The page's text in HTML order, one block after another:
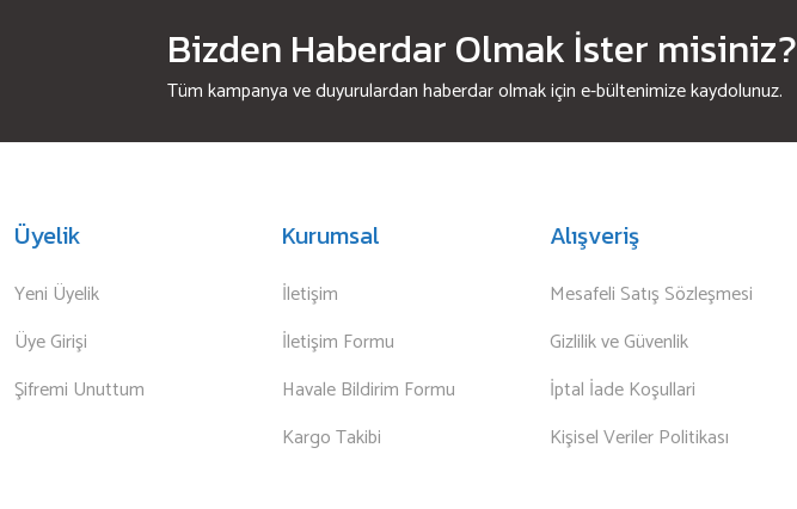
Bizden Haberdar Olmak İster misiniz?
Tüm kampanya ve duyurulardan haberdar olmak için e-bültenimize kaydolunuz.
Üyelik
Yeni Üyelik
Üye Girişi
Şifremi Unuttum
Kurumsal
İletişim
İletişim Formu
Havale Bildirim Formu
Kargo Takibi
Alışveriş
Mesafeli Satış Sözleşmesi
Gizlilik ve Güvenlik
İptal İade Koşullari
Kişisel Veriler Politikası